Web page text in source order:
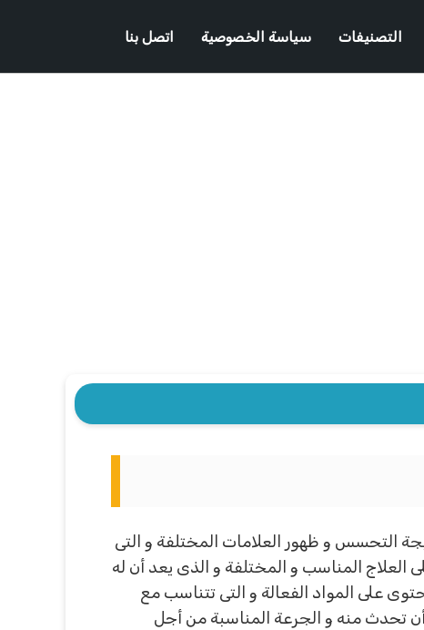
التصنيفات سياسة الخصوصية اتصل بنا
التحسس و ظهور العلامات المختلفة و التى
المناسب و المختلفة و الذى يعد أن له
على المواد الفعالة و التى تتناسب مع
تحدث منه و الجرعة المناسبة من أجل